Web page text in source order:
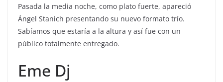
Pasada la media noche, como plato fuerte, apareció
Ángel Stanich presentando su nuevo formato trío.
Sabíamos que estaría a la altura y así fue con un
público totalmente entregado.
Eme Dj